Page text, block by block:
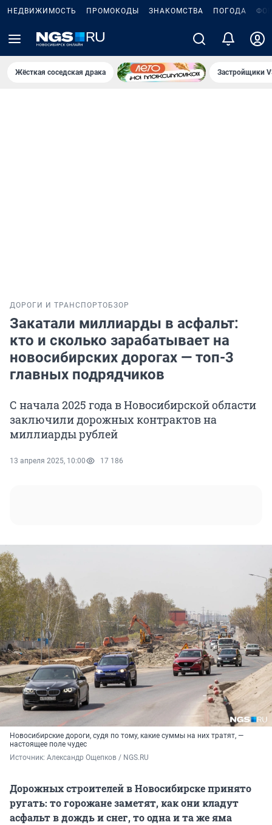
НЕДВИЖИМОСТЬ ПРОМОКОДЫ ЗНАКОМСТВА ПОГОДА
Жёсткая соседская драка Застройщики
ДОРОГИ И ТРАНСПОРТОБЗОР
Закатали миллиарды в асфальт:
кто и сколько зарабатывает на
новосибирских дорогах — топ-3
главных подрядчиков
С начала 2025 года в Новосибирской области
заключили дорожных контрактов на
миллиарды рублей
13 апреля 2025, 10:00 17 186
Новосибирские дороги, судя по тому, какие суммы на них тратят, —
настоящее поле чудес
Источник: Александр Ощепков / NGS.RU
Дорожных строителей в Новосибирске принято
ругать: то горожане заметят, как они кладут
асфальт в дождь и снег, то одна и та же яма